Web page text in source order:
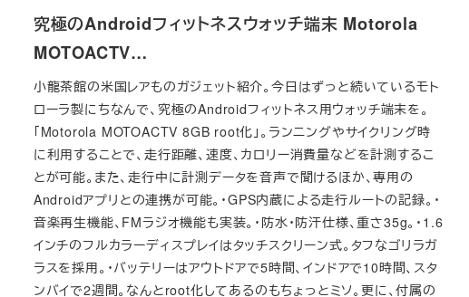
究極のAndroidフィットネスウォッチ端末 Motorola
MOTOACTV…
小龍茶館の米国レアものガジェット紹介。今日はずっと続いているモト
ローラ製にちなんで、究極のAndroidフィットネス用ウォッチ端末を。
「Motorola MOTOACTV 8GB root化」。ランニングやサイクリング時
に利用することで、走行距離、速度、カロリー消費量などを計測するこ
とが可能。また、走行中に計測データを音声で聞けるほか、専用の
Androidアプリとの連携が可能。・GPS内蔵による走行ルートの記録。・
音楽再生機能、FMラジオ機能も実装。・防水・防汗仕様、重さ35g。・1.6
インチのフルカラーディスプレイはタッチスクリーン式。タフなゴリラガ
ラスを採用。・バッテリーはアウトドアで5時間、インドアで10時間、スタ
ンバイで2週間。なんとroot化してあるのもちょっとミソ。更に、付属の